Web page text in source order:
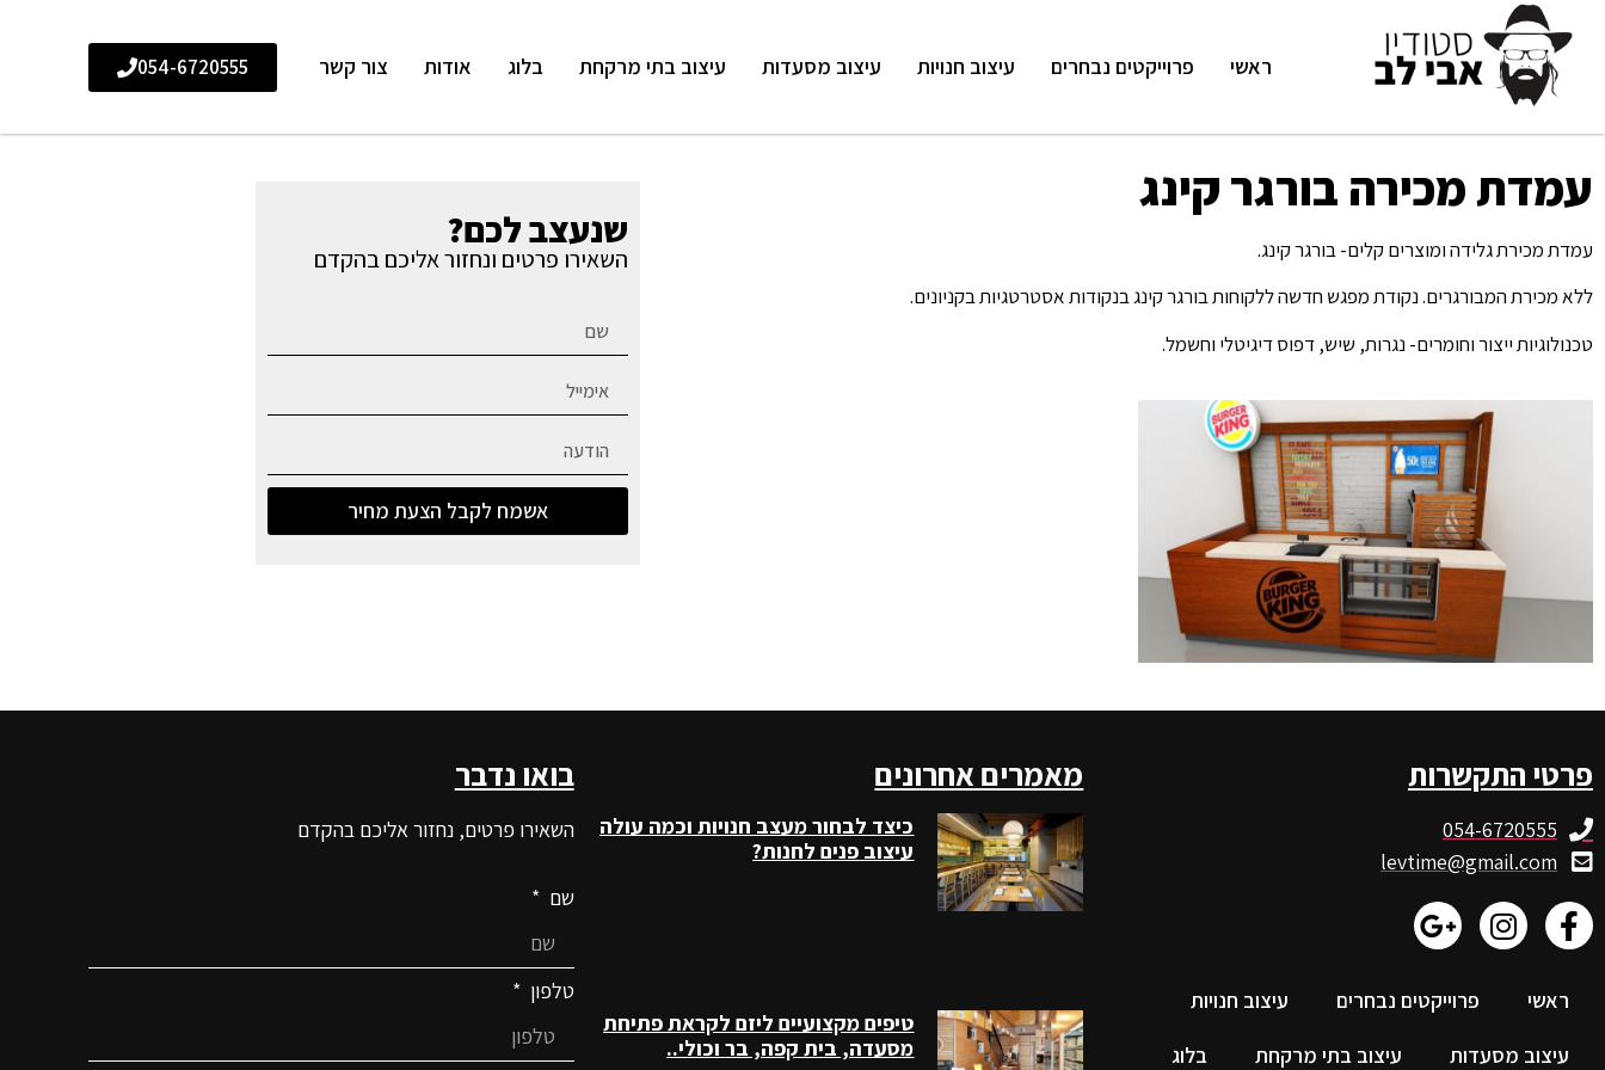
ראשי פרוייקטים נבחרים עיצוב חנויות עיצוב מסעדות עיצוב בתי מרקחת בלוג אודות צור קשר 054-6720555
עמדת מכירה בורגר קינג
עמדת מכירת גלידה ומוצרים קלים- בורגר קינג.
ללא מכירת המבורגרים. נקודת מפגש חדשה ללקוחות בורגר קינג בנקודות אסטרטגיות בקניונים.
טכנולוגיות ייצור וחומרים- נגרות, שיש, דפוס דיגיטלי וחשמל.
שנעצב לכם?
השאירו פרטים ונחזור אליכם בהקדם
אשמח לקבל הצעת מחיר
פרטי התקשרות
054-6720555
levtime@gmail.com
ראשי פרוייקטים נבחרים
עיצוב חנויות
עיצוב מסעדות
עיצוב בתי מרקחת בלוג
מאמרים אחרונים
כיצד לבחור מעצב חנויות וכמה עולה
עיצוב פנים לחנות?
טיפים מקצועיים ליזם לקראת פתיחת
מסעדה, בית קפה, בר וכולי..
בואו נדבר
השאירו פרטים, נחזור אליכם בהקדם
שם
טלפון